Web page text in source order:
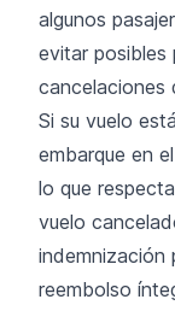
algunos
evitar posibles
cancelaciones
Si su vuelo
embarque en
lo que
vuelo
indemnización
reembolso